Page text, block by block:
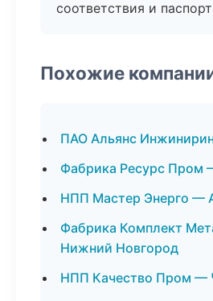
соответствия и
Похожие
ПАО Альянс
Фабрика Ресурс Пром
НПП Мастер Энерго —
Фабрика Комплект
Нижний Новгород
НПП Качество Пром —